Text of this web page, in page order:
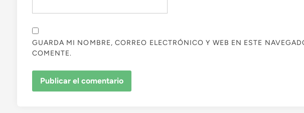
GUARDA MI NOMBRE, CORREO ELECTRÓNICO Y WEB EN ESTE
COMENTE.